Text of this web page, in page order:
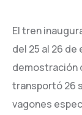
El tren
del 25 al 26 de
demostración
transportó 26
vagones